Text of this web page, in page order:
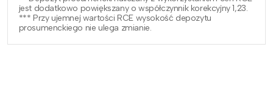
jest dodatkowo powiększany o współczynnik korekcyjny 1,23.
*** Przy ujemnej wartości RCE wysokość depozytu
prosumenckiego nie ulega zmianie.